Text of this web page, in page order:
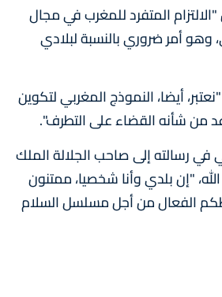
المتفرد للمغرب في مجال
وهو أمر ضروري بالنسبة لبلادي
أيضا، النموذج المغربي لتكوين
من شأنه القضاء على التطرف".
في رسالته إلى صاحب الجلالة الملك
"إن بلدي وأنا شخصيا، ممتنون
الفعال من أجل مسلسل السلام